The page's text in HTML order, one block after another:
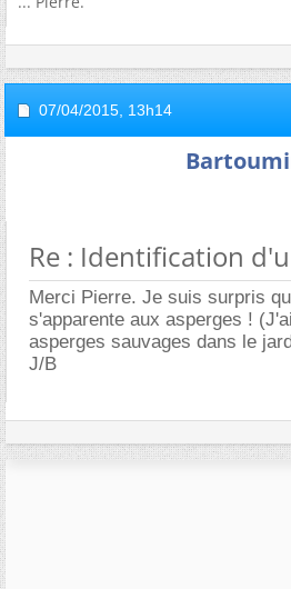
07/04/2015, 13h14
Re : Identification
Merci Pierre. Je suis surpris
s'apparente aux asperges !
asperges sauvages dans le
J/B